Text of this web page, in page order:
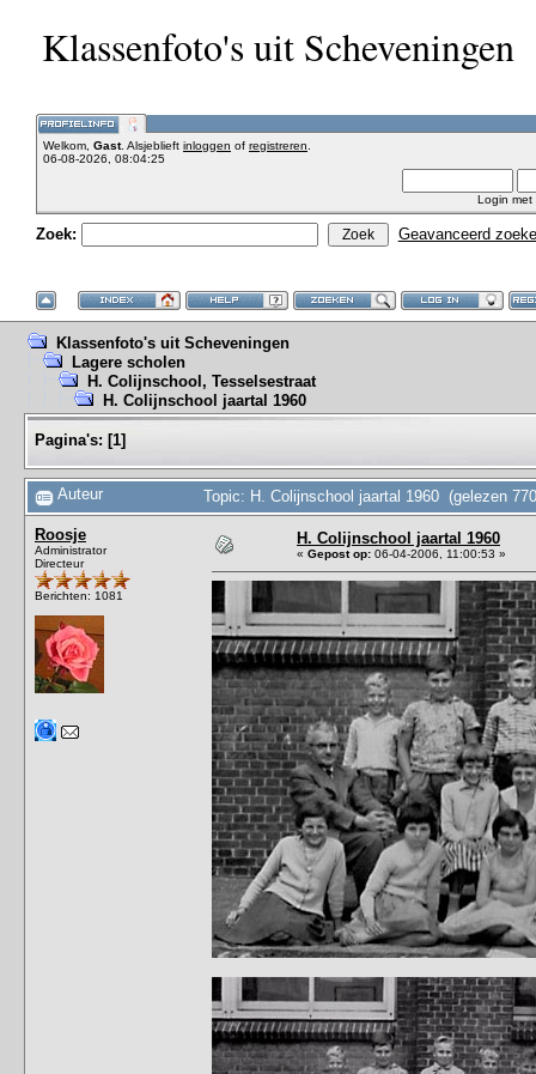
Klassenfoto's uit Scheveningen
Welkom, Gast. Alsjeblieft inloggen of registreren
06-08-2026, 08:04:25
Login met
Zoek: Geavanceerd
Klassenfoto's uit Scheveningen
Lagere scholen
H. Colijnschool, Tesselsestraat
H. Colijnschool jaartal 1960
Pagina's: [1]
Auteur Topic: H. Colijnschool jaartal 1960 (gelezen
Roosje
Administrator
Directeur
Berichten: 1081
H. Colijnschool jaartal 1960
« Gepost op: 06-04-2006, 11:00:53 »